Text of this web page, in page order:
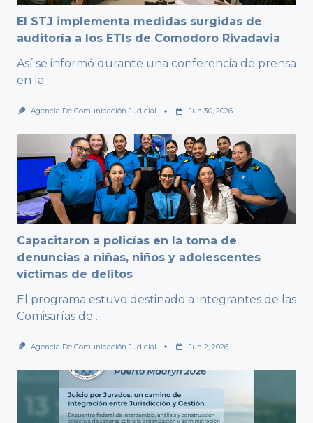
El STJ implementa medidas surgidas de
auditoría a los ETIs de Comodoro Rivadavia
Así se informó durante una conferencia de prensa
en la ...
Agencia De Comunicación Judicial Jun 30, 2026
Capacitaron a policías en la toma de
denuncias a niñas, niños y adolescentes
víctimas de delitos
El programa estuvo destinado a integrantes de las
Comisarías de ...
Agencia De Comunicación Judicial Jun 2, 2026